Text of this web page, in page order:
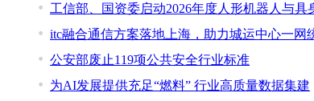
工信部、国资委启动2026年度人形机器人与具
itc融合通信方案落地上海，助力城运中心一网
公安部废止119项公共安全行业标准
为AI发展提供充足“燃料” 行业高质量数据集建